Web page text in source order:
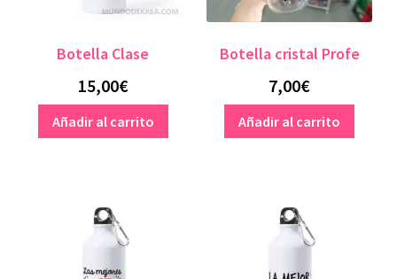
Botella Clase
15,00€
Añadir al carrito
Botella cristal Profe
7,00€
Añadir al carrito